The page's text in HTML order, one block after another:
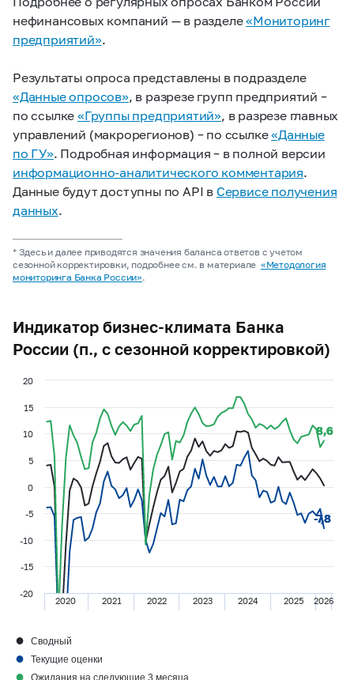
нефинансовых компаний — в разделе«Мониторинг
предприятий».
Результаты опроса представлены в подразделе
«Данные опросов», в разрезе групп предприятий –
по ссылке«Группы предприятий» , в разрезе главных
управлений (макрорегионов) – по ссылке«Данные
по ГУ». Подробная информация – в полной версии
информационно-аналитического комментария.
Данные будут доступны по API в Сервисе получения
данных.
* Здесь и далее приводятся значения баланса ответов с учетом
сезонной корректировки, подробнее см. в материале «Методология
мониторинга Банка России».
Индикатор бизнес-климата Банка
России (п., с сезонной корректировкой)
-7,8
-7,8
8,6
8,6
2020 2021 2022 2023 2024 2025 2026
-20
-15
-10
-5
0
5
10
15
20
● Сводный
● Текущие оценки
● Ожидания на следующие 3 месяца